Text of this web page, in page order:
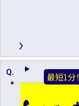
最短1分！